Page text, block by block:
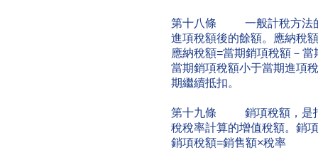
第十八條 一般計稅方法的
進項稅額後的餘額。應納稅
應納稅額=當期銷項稅額－當
當期銷項稅額小于當期進項
期繼續抵扣。
第十九條 銷項稅額，是指
稅稅率計算的增值稅額。銷
銷項稅額=銷售額×稅率